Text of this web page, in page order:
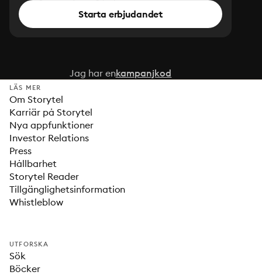
Starta erbjudandet
Jag har enkampanjkod
LÄS MER
Om Storytel
Karriär på Storytel
Nya appfunktioner
Investor Relations
Press
Hållbarhet
Storytel Reader
Tillgänglighetsinformation
Whistleblow
UTFORSKA
Sök
Böcker